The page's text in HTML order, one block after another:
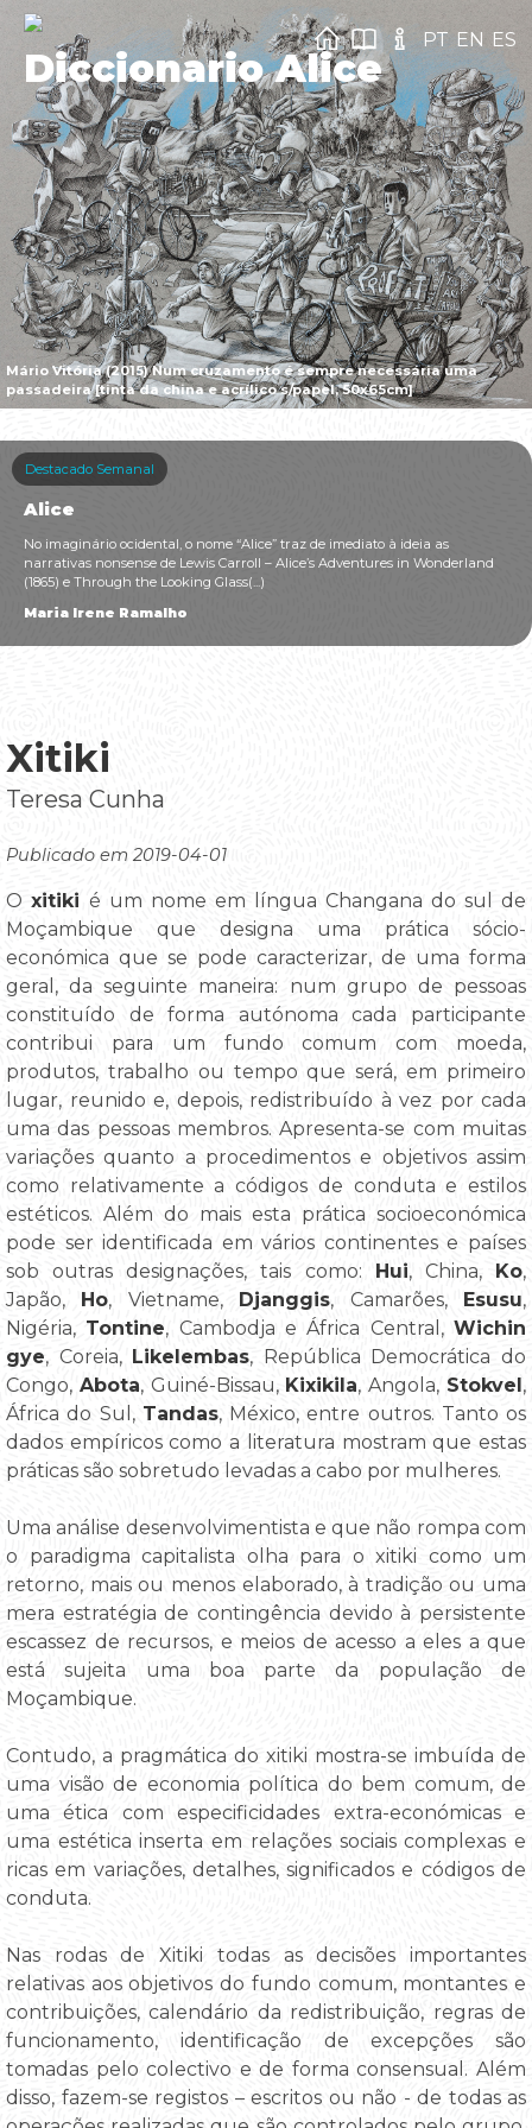
Mário Vitória (2015) Num cruzamento é sempre necessária uma
passadeira [tinta da china e acrílico s/papel, 50x65cm]
Diccionario Alice
PT EN ES
Destacado Semanal
Alice
No imaginário ocidental, o nome “Alice” traz de imediato à ideia as
narrativas nonsense de Lewis Carroll – Alice’s Adventures in Wonderland
(1865) e Through the Looking Glass(...)
Maria Irene Ramalho
Xitiki
Teresa Cunha
Publicado em 2019-04-01
O xitiki é um nome em língua Changana do sul de
Moçambique que designa uma prática sócio-
económica que se pode caracterizar, de uma forma
geral, da seguinte maneira: num grupo de pessoas
constituído de forma autónoma cada participante
contribui para um fundo comum com moeda,
produtos, trabalho ou tempo que será, em primeiro
lugar, reunido e, depois, redistribuído à vez por cada
uma das pessoas membros. Apresenta-se com muitas
variações quanto a procedimentos e objetivos assim
como relativamente a códigos de conduta e estilos
estéticos. Além do mais esta prática socioeconómica
pode ser identificada em vários continentes e países
sob outras designações, tais como: Hui, China, Ko,
Japão, Ho, Vietname, Djanggis, Camarões, Esusu,
Nigéria, Tontine, Cambodja e África Central,Wichin
gye, Coreia, Likelembas, República Democrática do
Congo, Abota, Guiné-Bissau, Kixikila, Angola, Stokvel,
África do Sul, Tandas, México, entre outros. Tanto os
dados empíricos como a literatura mostram que estas
práticas são sobretudo levadas a cabo por mulheres.
Uma análise desenvolvimentista e que não rompa com
o paradigma capitalista olha para o xitiki como um
retorno, mais ou menos elaborado, à tradição ou uma
mera estratégia de contingência devido à persistente
escassez de recursos, e meios de acesso a eles a que
está sujeita uma boa parte da população de
Moçambique.
Contudo, a pragmática do xitiki mostra-se imbuída de
uma visão de economia política do bem comum, de
uma ética com especificidades extra-económicas e
uma estética inserta em relações sociais complexas e
ricas em variações, detalhes, significados e códigos de
conduta.
Nas rodas de Xitiki todas as decisões importantes
relativas aos objetivos do fundo comum, montantes e
contribuições, calendário da redistribuição, regras de
funcionamento, identificação de excepções são
tomadas pelo colectivo e de forma consensual. Além
disso, fazem-se registos – escritos ou não - de todas as